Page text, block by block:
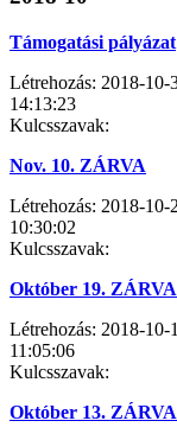
Támogatási pályázat
Létrehozás: 2018-
14:13:23
Kulcsszavak:
Nov. 10. ZÁRVA
Létrehozás: 2018-
10:30:02
Kulcsszavak:
Október 19. ZÁRVA
Létrehozás: 2018-10-
11:05:06
Kulcsszavak:
Október 13. ZÁRVA